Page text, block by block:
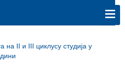
на II и III циклусу студија у